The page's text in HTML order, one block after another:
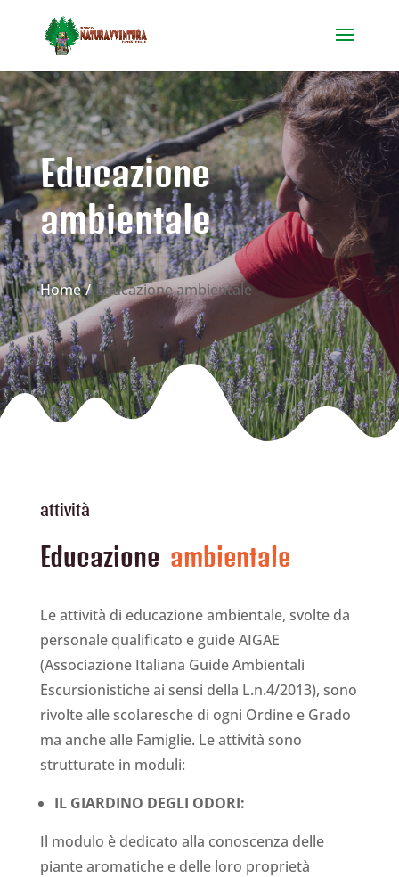
Educazione
ambientale
Home Educazione ambientale
attività
Educazione ambientale
Le attività di educazione ambientale, svolte da
personale qualificato e guide AIGAE
(Associazione Italiana Guide Ambientali
Escursionistiche ai sensi della L.n.4/2013), sono
rivolte alle scolaresche di ogni Ordine e Grado
ma anche alle Famiglie. Le attività sono
strutturate in moduli:
IL GIARDINO DEGLI ODORI:
Il modulo è dedicato alla conoscenza delle
piante aromatiche e delle loro proprietà